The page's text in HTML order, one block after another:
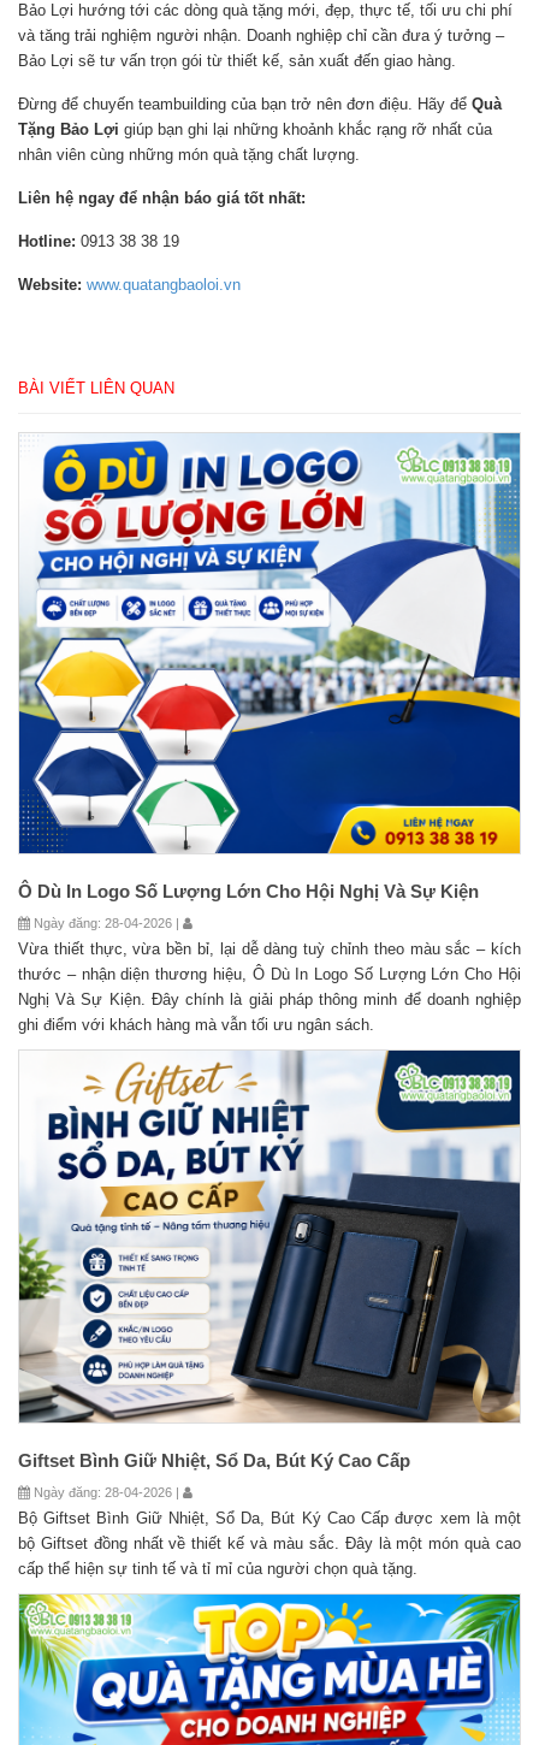
Bảo Lợi hướng tới các dòng quà tặng mới, đẹp, thực tế, tối ưu chi phí
và tăng trải nghiệm người nhận. Doanh nghiệp chỉ cần đưa ý tưởng –
Bảo Lợi sẽ tư vấn trọn gói từ thiết kế, sản xuất đến giao hàng.
Đừng để chuyến teambuilding của bạn trở nên đơn điệu. Hãy để Quà
Tặng Bảo Lợi giúp bạn ghi lại những khoảnh khắc rạng rỡ nhất của
nhân viên cùng những món quà tặng chất lượng.
Liên hệ ngay để nhận báo giá tốt nhất:
Hotline: 0913 38 38 19
Website: www.quatangbaoloi.vn
BÀI VIẾT LIÊN QUAN
Ô Dù In Logo Số Lượng Lớn Cho Hội Nghị Và Sự Kiện
Ngày đăng: 28-04-2026 |
Vừa thiết thực, vừa bền bỉ, lại dễ dàng tuỳ chỉnh theo màu sắc – kích
thước – nhận diện thương hiệu, Ô Dù In Logo Số Lượng Lớn Cho Hội
Nghị Và Sự Kiện. Đây chính là giải pháp thông minh để doanh nghiệp
ghi điểm với khách hàng mà vẫn tối ưu ngân sách.
Giftset Bình Giữ Nhiệt, Sổ Da, Bút Ký Cao Cấp
Ngày đăng: 28-04-2026 |
Bộ Giftset Bình Giữ Nhiệt, Sổ Da, Bút Ký Cao Cấp được xem là một
bộ Giftset đồng nhất về thiết kế và màu sắc. Đây là một món quà cao
cấp thể hiện sự tinh tế và tỉ mỉ của người chọn quà tặng.